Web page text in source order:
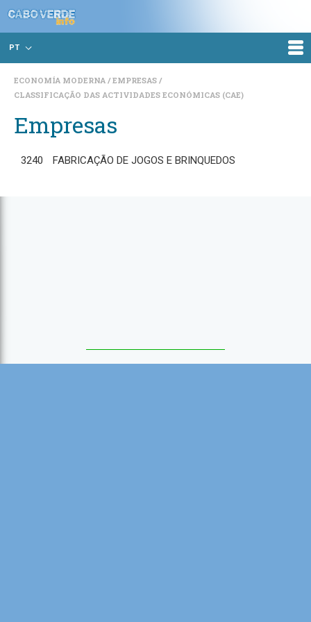
PT
ECONOMÍA MODERNA
EMPRESAS
CLASSIFICAÇÃO DAS ACTIVIDADES ECONÓMICAS (CAE)
Empresas
3240 FABRICAÇÃO DE JOGOS E BRINQUEDOS